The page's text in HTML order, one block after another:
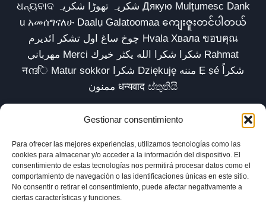
Gestionar consentimiento
Para ofrecer las mejores experiencias, utilizamos tecnologías como las
cookies para almacenar y/o acceder a la información del dispositivo. El
consentimiento de estas tecnologías nos permitirá procesar datos como el
comportamiento de navegación o las identificaciones únicas en este sitio.
No consentir o retirar el consentimiento, puede afectar negativamente a
ciertas características y funciones.
ଧନ୍ୟବାଦ شکریہ تھوڑا شکریہ Дякую Mulțumesc Dank
u አመሰግናለሁ Daalụ Galatoomaa ကျေးဇူးတင်ပါတယ်
چوخ ساغ اول تشکر ائدیرم Hvala Хвала ขอบคุณ
مهرباني Merci شكرا شكرا الله يكثر خيرك Rahmat
नന്ദि Matur sokkor شكرا Dziękuję مننه Ẹ ṣé شكراً
ممنون धन्यवाद ස්තුතියි
Inicio Biblioteca Parábolas TV
Comunidad
Esencia
Blog
Política de privacidad
Aviso legal
Política de cookies (UE)